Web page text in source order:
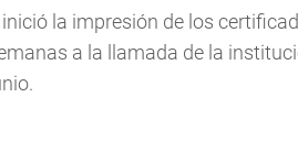
la impresión de los
a la llamada de la